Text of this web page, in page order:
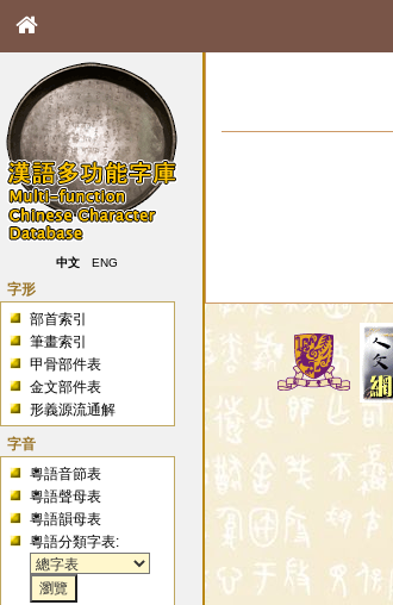
中文 ENG
字形
部首索引
筆畫索引
甲骨部件表
金文部件表
形義源流通解
字音
粵語音節表
粵語聲母表
粵語韻母表
粵語分類字表: